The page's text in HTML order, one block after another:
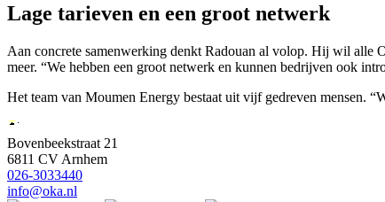
Lage tarieven en een groot netwerk
Aan concrete samenwerking denkt Radouan al volop. Hij wil alle
meer. “We hebben een groot netwerk en kunnen bedrijven ook
Het team van Moumen Energy bestaat uit vijf gedreven mensen.
Bovenbeekstraat 21
6811 CV Arnhem
026-3033440
info@oka.nl